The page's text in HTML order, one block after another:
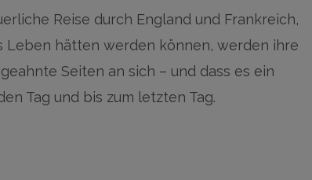
Reise durch England und Frankreich,
Leben hätten werden können, werden ihre
Seiten an sich – und dass es ein
Tag und bis zum letzten Tag.